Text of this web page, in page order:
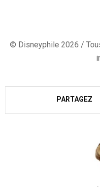
© Disneyphile 2026 /
PARTAGEZ